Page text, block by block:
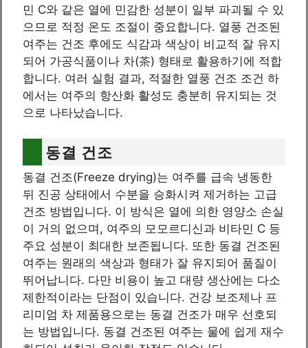
민 C와 같은 열에 민감한 성분이 일부 파괴될 수 있
으므로 적정 온도 조절이 중요합니다. 열풍 건조된
여주는 건조 후에도 식감과 색상이 비교적 잘 유지
되어 가공식품이나 차(茶) 형태로 활용하기에 적합
합니다. 여러 실험 결과, 적절한 열풍 건조 조건 하
에서는 여주의 항산화 활성도 충분히 유지되는 것
으로 나타났습니다.
동결 건조
동결 건조(Freeze drying)는 여주를 급속 냉동한
뒤 진공 상태에서 수분을 승화시켜 제거하는 고급
건조 방법입니다. 이 방식은 열에 의한 영양소 손실
이 거의 없으며, 여주의 모모르디신과 비타민 C 등
주요 성분이 최대한 보존됩니다. 또한 동결 건조된
여주는 원래의 색상과 형태가 잘 유지되어 품질이
뛰어납니다. 다만 비용이 높고 대량 생산에는 다소
제한적이라는 단점이 있습니다. 건강 보조제나 프
리미엄 차 제품용으로는 동결 건조가 매우 선호되
는 방법입니다. 동결 건조된 여주는 물에 쉽게 재수